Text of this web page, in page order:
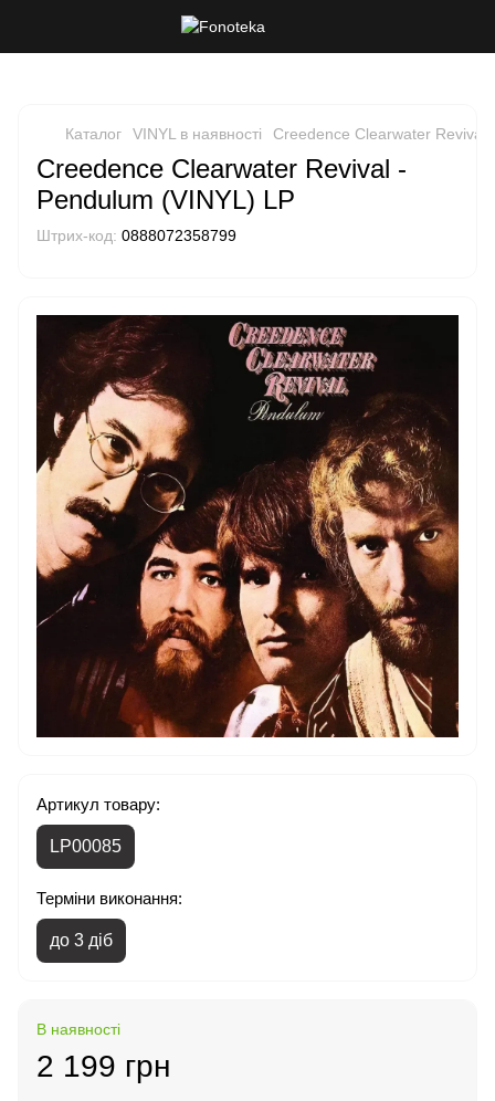
Каталог VINYL в наявності Creedence Clearwater Revival
Creedence Clearwater Revival -
Pendulum (VINYL) LP
Штрих-код: 0888072358799
Артикул товару:
LP00085
Терміни виконання:
до 3 діб
В наявності
2 199 грн